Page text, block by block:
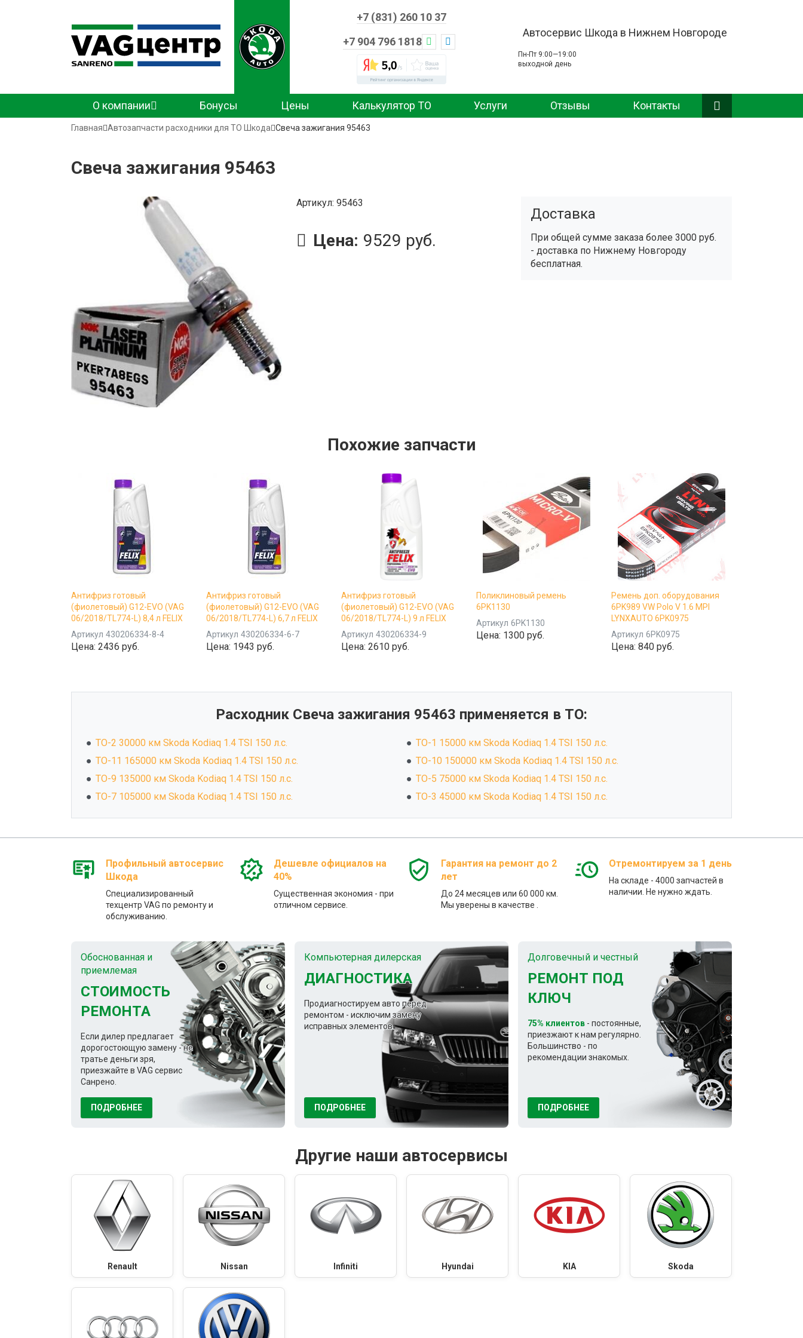
+7 (831) 260 10 37
+7 904 796 1818
Автосервис Шкода в Нижнем Новгороде
Пн-Пт 9:00—19:00
выходной день
Основная
навигация
О компании Бонусы Цены Калькулятор ТО Услуги Отзывы Контакты
Строка
Главная Автозапчасти расходники для ТО Шкода Свеча зажигания 95463
Свеча зажигания 95463
Артикул 95463
Цена: 9529 руб.
Доставка
При общей сумме заказа более 3000 руб.
- доставка по Нижнему Новгороду
бесплатная.
Похожие запчасти
Антифриз готовый
(фиолетовый) G12-EVO (VAG
06/2018/TL774-L) 8,4 л FELIX
Артикул 430206334-8-4
Цена: 2436 руб.
Антифриз готовый
(фиолетовый) G12-EVO (VAG
06/2018/TL774-L) 6,7 л FELIX
Артикул 430206334-6-7
Цена: 1943 руб.
Антифриз готовый
(фиолетовый) G12-EVO (VAG
06/2018/TL774-L) 9 л FELIX
Артикул 430206334-9
Цена: 2610 руб.
Поликлиновый ремень
6PK1130
Артикул 6PK1130
Цена: 1300 руб.
Ремень доп. оборудования
6PK989 VW Polo V 1.6 MPI
LYNXAUTO 6PK0975
Артикул 6PK0975
Цена: 840 руб.
Расходник Свеча зажигания 95463 применяется в ТО:
ТО-2 30000 км Skoda Kodiaq 1.4 TSI 150 л.с.
ТО-1 15000 км Skoda Kodiaq 1.4 TSI 150 л.с.
ТО-11 165000 км Skoda Kodiaq 1.4 TSI 150 л.с.
ТО-10 150000 км Skoda Kodiaq 1.4 TSI 150 л.с.
ТО-9 135000 км Skoda Kodiaq 1.4 TSI 150 л.с.
ТО-5 75000 км Skoda Kodiaq 1.4 TSI 150 л.с.
ТО-7 105000 км Skoda Kodiaq 1.4 TSI 150 л.с.
ТО-3 45000 км Skoda Kodiaq 1.4 TSI 150 л.с.
Профильный автосервис
Шкода
Специализированный
техцентр VAG по ремонту и
обслуживанию.
Дешевле официалов на
40%
Существенная экономия - при
отличном сервисе.
Гарантия на ремонт до 2
лет
До 24 месяцев или 60 000 км.
Мы уверены в качестве .
Отремонтируем за 1 день
На складе - 4000 запчастей в
наличии. Не нужно ждать.
Обоснованная и
приемлемая
СТОИМОСТЬ
РЕМОНТА
Если дилер предлагает
дорогостоющую замену - не
тратье деньги зря,
приезжайте в VAG сервис
Санрено.
ПОДРОБНЕЕ
Компьютерная дилерская
ДИАГНОСТИКА
Продиагностируем авто перед
ремонтом - исключим замену
исправных элементов.
ПОДРОБНЕЕ
Долговечный и честный
РЕМОНТ ПОД
КЛЮЧ
75% клиентов - постоянные,
приезжают к нам регулярно.
Большинство - по
рекомендации знакомых.
ПОДРОБНЕЕ
Другие наши автосервисы
Renault Nissan Infiniti Hyundai KIA Skoda